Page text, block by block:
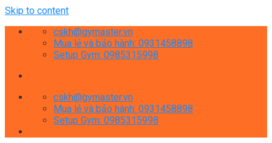
Skip to content
cskh@gymaster.vn
Mua lẻ và bảo hành: 0931458898
Setup Gym: 0985315998
cskh@gymaster.vn
Mua lẻ và bảo hành: 0931458898
Setup Gym: 0985315998